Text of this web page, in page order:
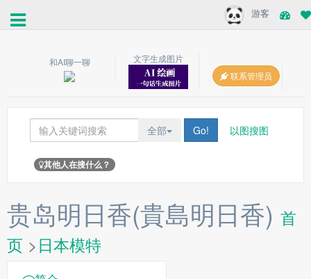
游客
和AI聊一聊
文字生成图片
联系管理员
全部 Go! 以图搜图
其他人在搜什么？
贵岛明日香(貴島明日香) 首
页 >日本模特